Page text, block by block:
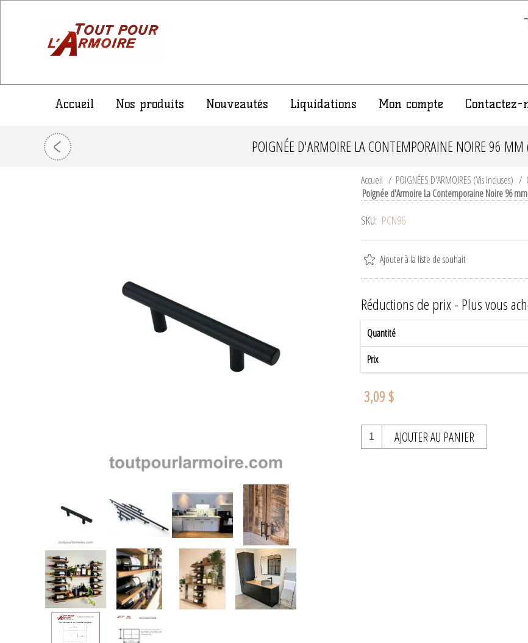
Accueil Nos produits Nouveautés Liquidations Mon compte Contactez-
POIGNÉE D'ARMOIRE LA CONTEMPORAINE NOIRE 96
Accueil / POIGNÉES D'ARMOIRES (Vis Incluses) /
Poignée d'Armoire La Contemporaine Noire 96
SKU: PCN96
Ajouter à la liste de souhait
Réductions de prix - Plus vous
Quantité
Prix
3,09 $
AJOUTER AU PANIER